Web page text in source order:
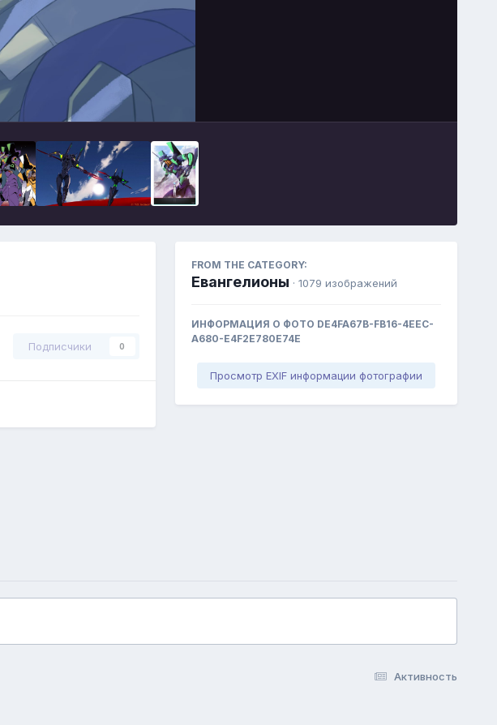
Подписчики 0
FROM THE CATEGORY:
Евангелионы · 1079 изображений
ИНФОРМАЦИЯ О ФОТО DE4FA67B-FB16-4EEC-
A680-E4F2E780E74E
Просмотр EXIF информации фотографии
Активность